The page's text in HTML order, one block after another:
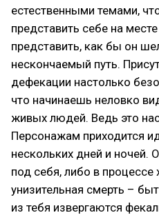
естественными темами,
представить себе на
представить, как бы он
нескончаемый путь.
дефекации настолько
что начинаешь неловко
живых людей. Ведь это
Персонажам приходится
нескольких дней и ночей.
под себя, либо в
унизительная смерть –
из тебя извергаются